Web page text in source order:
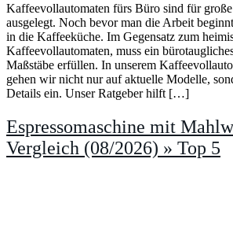
Kaffeevollautomaten fürs Büro sind für
ausgelegt. Noch bevor man die Arbeit
in die Kaffeeküche. Im Gegensatz zum
Kaffeevollautomaten, muss ein
Maßstäbe erfüllen. In unserem
gehen wir nicht nur auf aktuelle Modelle,
Details ein. Unser Ratgeber hilft […]
Espressomaschine mit
Vergleich (08/2026) » Top 5